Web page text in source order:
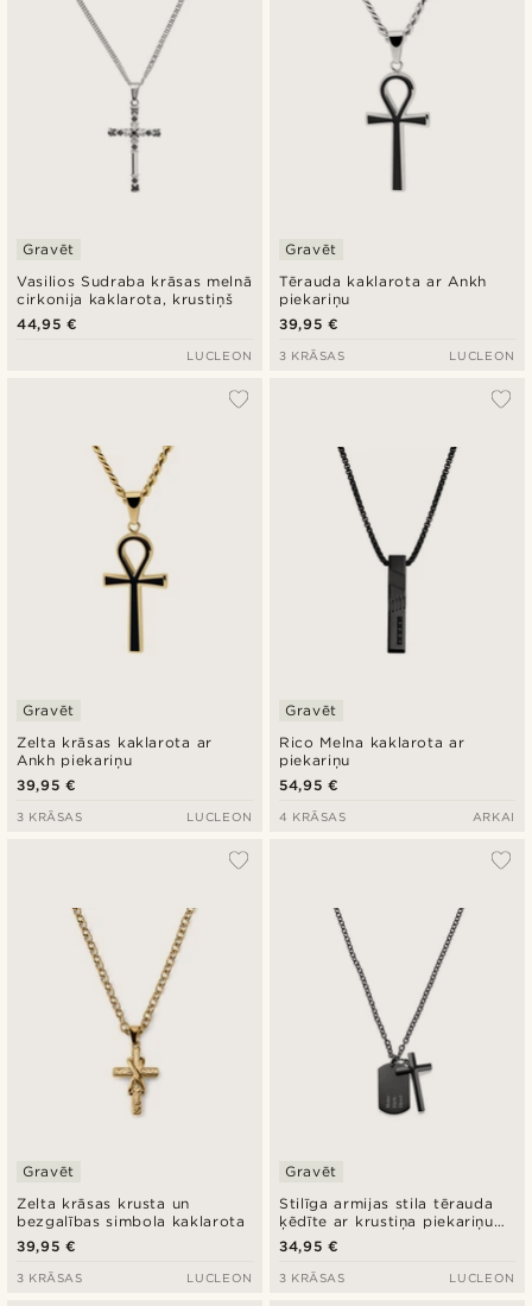
Vasilios Sudraba krāsas melnā
cirkonija kaklarota, krustiņš
Gravēt
44,95 €
LUCLEON
Tērauda kaklarota ar Ankh
piekariņu
Gravēt
39,95 €
3 KRĀSAS LUCLEON
Zelta krāsas kaklarota ar
Ankh piekariņu
Gravēt
39,95 €
3 KRĀSAS LUCLEON
Rico Melna kaklarota ar
piekariņu
Gravēt
54,95 €
4 KRĀSAS ARKAI
Zelta krāsas krusta un
bezgalības simbola kaklarota
Gravēt
39,95 €
3 KRĀSAS LUCLEON
Stilīga armijas stila tērauda
ķēdīte ar krustiņa piekariņu
melnā krāsā
Gravēt
34,95 €
3 KRĀSAS LUCLEON